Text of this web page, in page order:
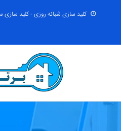
کلید سازی شبانه روزی - کلید سازی